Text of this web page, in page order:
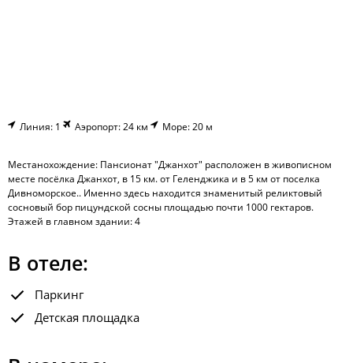
Линия: 1 Аэропорт: 24 км Море: 20 м
Местанохождение: Пансионат "Джанхот" расположен в живописном
месте посёлка Джанхот, в 15 км. от Геленджика и в 5 км от поселка
Дивноморское.. Именно здесь находится знаменитый реликтовый
сосновый бор пицундской сосны площадью почти 1000 гектаров.
Этажей в главном здании: 4
В отеле:
Паркинг
Детская площадка